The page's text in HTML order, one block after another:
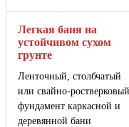
Легкая баня на
устойчивом сухом
грунте
Ленточный, столбчатый
или свайно-ростверковый
фундамент каркасной и
деревянной бани